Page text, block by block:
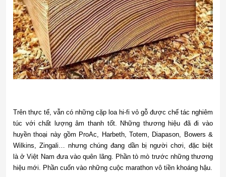
Trên thực tế, vẫn có những cặp loa hi-fi vỏ gỗ được chế tác nghiêm
túc với chất lượng âm thanh tốt. Những thương hiệu đã đi vào
huyền thoại này gồm ProAc, Harbeth, Totem, Diapason, Bowers &
Wilkins, Zingali… nhưng chúng đang dần bị người chơi, đặc biệt
là ở Việt Nam đưa vào quên lãng. Phần tò mò trước những thương
hiệu mới. Phần cuốn vào những cuộc marathon vô tiền khoáng hậu.